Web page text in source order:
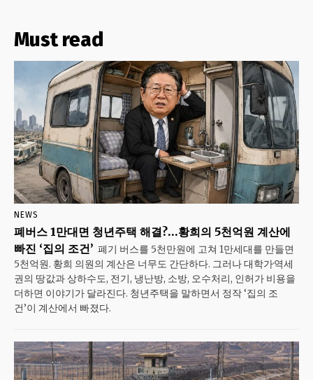
Must read
NEWS
폐버스 1만대면 청년주택 해결?…황희의 5천억원 계산에
빠진 ‘집의 조건’ 폐기 버스를 5천만원에 고쳐 1만세대를 만들면
5천억원. 황희 의원의 계산은 너무도 간단하다. 그러나 대학가·역세
권의 땅값과 상하수도, 전기, 냉난방, 소방, 오수처리, 인허가 비용을
더하면 이야기가 달라진다. 청년주택을 말하면서 정작 ‘집의 조
건’이 계산에서 빠졌다.